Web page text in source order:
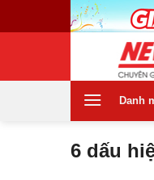
to
Danh
6 dấu